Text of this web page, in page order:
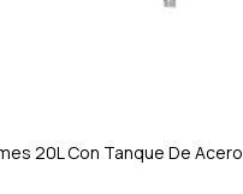
20L Con Tanque De Acero